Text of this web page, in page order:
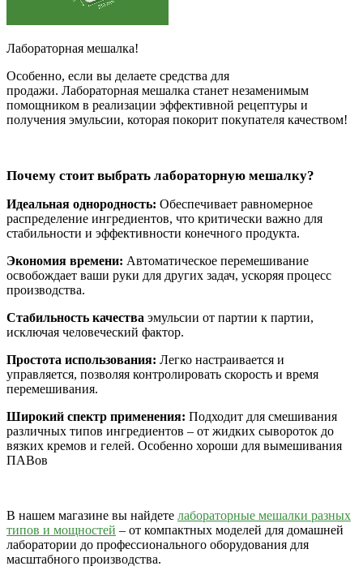
Лабораторная мешалка!
Особенно, если вы делаете средства для
продажи. Лабораторная мешалка станет незаменимым
помощником в реализации эффективной рецептуры и
получения эмульсии, которая покорит покупателя качеством!
Почему стоит выбрать лабораторную мешалку?
Идеальная однородность: Обеспечивает равномерное
распределение ингредиентов, что критически важно для
стабильности и эффективности конечного продукта.
Экономия времени: Автоматическое перемешивание
освобождает ваши руки для других задач, ускоряя процесс
производства.
Стабильность качества эмульсии от партии к партии,
исключая человеческий фактор.
Простота использования: Легко настраивается и
управляется, позволяя контролировать скорость и время
перемешивания.
Широкий спектр применения: Подходит для смешивания
различных типов ингредиентов – от жидких сывороток до
вязких кремов и гелей. Особенно хороши для вымешивания
ПАВов
В нашем магазине вы найдете лабораторные мешалки разных
типов и мощностей – от компактных моделей для домашней
лаборатории до профессионального оборудования для
масштабного производства.